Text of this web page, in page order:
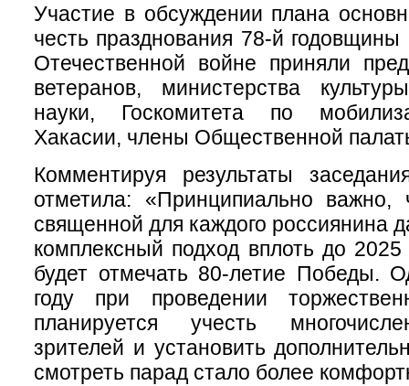
Участие в обсуждении плана
честь празднования 78-й
Отечественной войне приняли
ветеранов, министерства
науки, Госкомитета по
Хакасии, члены Общественной
Комментируя результаты
отметила: «Принципиально важно,
священной для каждого россиянина
комплексный подход вплоть до 2025
будет отмечать 80-летие Победы.
году при проведении
планируется учесть
зрителей и установить
смотреть парад стало более